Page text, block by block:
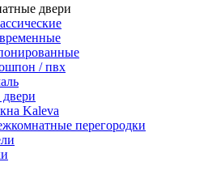
двери
/ пвх
Kaleva
перегородки